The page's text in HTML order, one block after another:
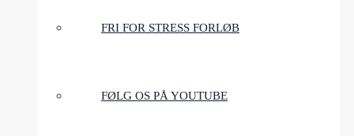
FRI FOR STRESS FORLØB
FØLG OS PÅ YOUTUBE